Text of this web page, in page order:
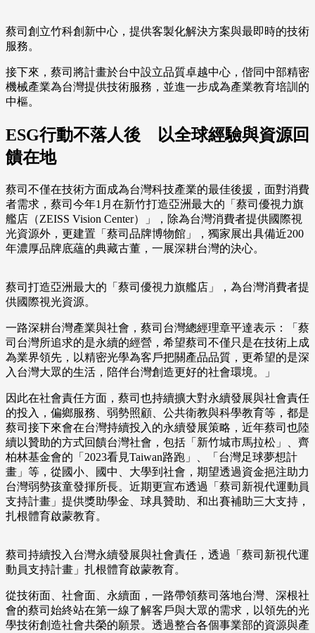
蔡司創立竹科創新中心，提供客製化解決方案與最即時的技術
服務。
接下來，蔡司將計畫於台中設立品質卓越中心，偕同中部精密
機械產業為台灣提供技術服務，並進一步成為產業教育培訓的
中樞。
ESG行動不落人後 以全球經驗與資源回
饋在地
蔡司不僅在技術方面成為台灣科技產業的最佳後援，面對消費
者需求，蔡司今年1月在新竹打造亞洲最大的「蔡司優視力旗
艦店（ZEISS Vision Center）」，除為台灣消費者提供國際視
光資源外，更建置「蔡司品牌博物館」，獨家展出具備近200
年濃厚品牌底蘊的典藏古董，一展深耕台灣的決心。
蔡司打造亞洲最大的「蔡司優視力旗艦店」，為台灣消費者提
供國際視光資源。
一路深耕台灣產業與社會，蔡司台灣總經理章平達表示：「蔡
司台灣所追求的是永續的經營，希望蔡司不僅只是在技術上成
為業界領先，以精密光學為客戶把關產品品質，更希望的是深
入台灣大眾的生活，陪伴台灣創造更好的社會環境。」
因此在社會責任方面，蔡司也持續擴大對永續發展與社會責任
的投入，偏鄉服務、弱勢照顧、公共衛教與科學教育等，都是
蔡司接下來會在台灣持續投入的永續發展策略，近年蔡司也陸
續以贊助的方式回饋台灣社會，包括「新竹城市馬拉松」、齊
柏林基金會的「2023看見Taiwan路跑」、「台灣足球夢想計
畫」等，從國小、國中、大學到社會，期望透過資金挹注助力
台灣弱勢孩童發揮所長。近期更宣布透過「蔡司新視代運動員
支持計畫」提供獎助學金、球具贊助、和出賽補助三大支持，
扎根體育啟蒙教育。
蔡司持續投入台灣永續發展與社會責任，透過「蔡司新視代運
動員支持計畫」扎根體育啟蒙教育。
從技術面、社會面、永續面，一路帶領蔡司落地台灣、深根社
會的蔡司始終站在第一線了解客戶與大眾的需求，以領先的光
學技術創造社會共榮的願景。透過整合各個事業部的資源與產